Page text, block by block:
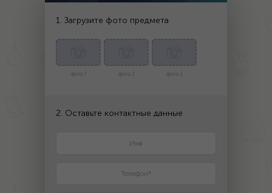
1. Загрузите фото предмета
фото 1 фото 2 фото 3
2. Оставьте контактные данные